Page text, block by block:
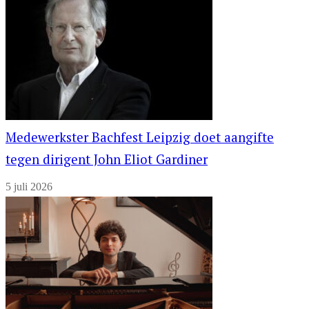
Medewerkster Bachfest Leipzig doet aangifte
tegen dirigent John Eliot Gardiner
5 juli 2026